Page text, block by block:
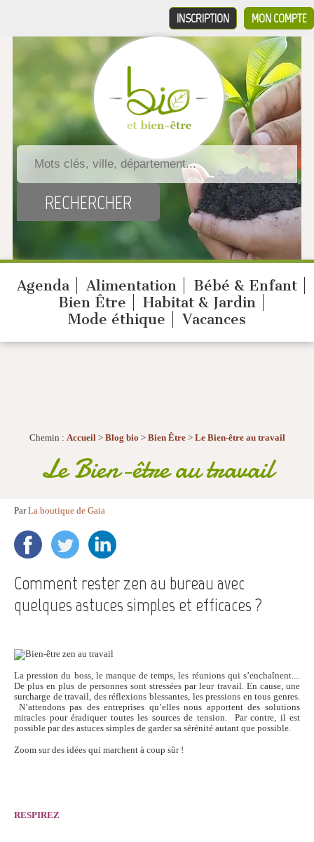
MON COMPTE
INSCRIPTION
Agenda Alimentation
Bébé & Enfant
Bien Être
Habitat & Jardin
Mode éthique
Vacances
Chemin : Accueil> Blog bio > Bien Être> Le Bien-être au travail
Le Bien-être au travail
ParLa boutique de Gaia
Comment rester zen au bureau avec
quelques astuces simples et efficaces ?
La pression du boss, le manque de temps, les réunions qui s’enchaînent....
De plus en plus de personnes sont stressées par leur travail. En cause, une
surcharge de travail, des réflexions blessantes, les pressions en tous genres.
N’attendons pas des entreprises qu’elles nous apportent des solutions
miracles pour éradiquer toutes les sources de tension. Par contre, il est
possible par des astuces simples de garder sa sérénité autant que possible.
Zoom sur des idées qui marchent à coup sûr !
RESPIREZ